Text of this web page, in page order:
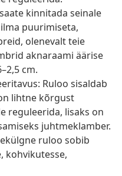
kinnitada seinale
puurimiseta,
olenevalt teie
aknaraami äärise
cm.
Ruloo sisaldab
lihtne kõrgust
reguleerida, lisaks on
juhtmeklamber.
ruloo sobib
kohvikutesse,